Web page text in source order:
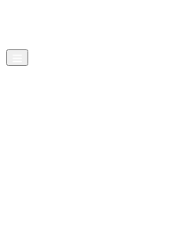
ГК "Строй-Монтаж"
Строительство, ремонт и